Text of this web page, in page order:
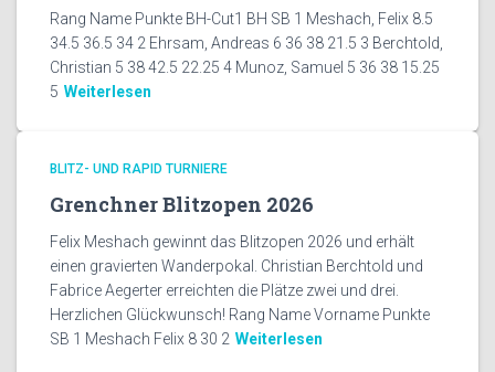
Rang Name Punkte BH-Cut1 BH SB 1 Meshach, Felix 8.5
34.5 36.5 34 2 Ehrsam, Andreas 6 36 38 21.5 3 Berchtold,
Christian 5 38 42.5 22.25 4 Munoz, Samuel 5 36 38 15.25
5 Weiterlesen
BLITZ- UND RAPID TURNIERE
Grenchner Blitzopen 2026
Felix Meshach gewinnt das Blitzopen 2026 und erhält
einen gravierten Wanderpokal. Christian Berchtold und
Fabrice Aegerter erreichten die Plätze zwei und drei.
Herzlichen Glückwunsch! Rang Name Vorname Punkte
SB 1 Meshach Felix 8 30 2 Weiterlesen